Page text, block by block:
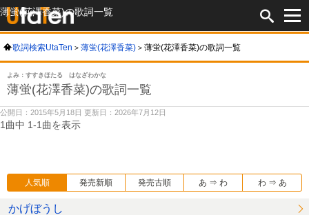
薄蛍(花澤香菜)の歌詞一覧
歌詞検索UtaTen 薄蛍(花澤香菜) 薄蛍(花澤香菜)の歌詞一覧
よみ：すすきほたる はなざわかな
薄蛍(花澤香菜)の歌詞一覧
公開日：2015年5月18日 更新日：2026年7月12日
1曲中 1-1曲を表示
人気順 発売新順 発売古順 あ ⇒ わ わ ⇒ あ
かげぼうし